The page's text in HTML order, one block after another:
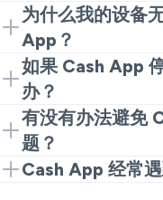
查看用户报告。如
App 现在无法使用
果报告较少，则可
App 问题。
为什么我的设备
App？
这通常要么是 Cash
糕的互联网连接或
了它。当您想知道
作用或为什么我的
用时，更新应用程
络。
如果 Cash App
办？
如果 Cash App 今
要需要等待。关注
这可能导致重复。还
关闭”的传言通常在
有没有办法避免
题？
您无法阻止 Cash
Cash App 经常